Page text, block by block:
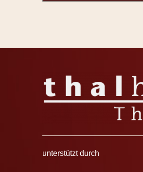
unterstützt durch